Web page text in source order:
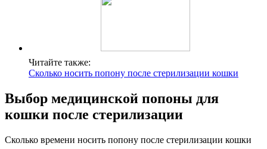
Читайте также:
Сколько носить попону после стерилизации кошки
Выбор медицинской попоны для
кошки после стерилизации
Сколько времени носить попону после стерилизации кошки